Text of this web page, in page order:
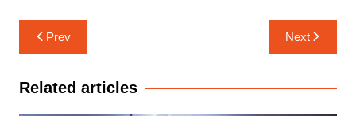
Navigasi
pos
Prev Next
Related articles